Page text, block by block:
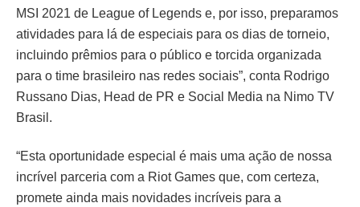
MSI 2021 de League of Legends e, por isso, preparamos
atividades para lá de especiais para os dias de torneio,
incluindo prêmios para o público e torcida organizada
para o time brasileiro nas redes sociais”, conta Rodrigo
Russano Dias, Head de PR e Social Media na Nimo TV
Brasil.
“Esta oportunidade especial é mais uma ação de nossa
incrível parceria com a Riot Games que, com certeza,
promete ainda mais novidades incríveis para a